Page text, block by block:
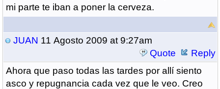
mi parte te iban a poner la cerveza.
JUAN 11 Agosto 2009 at 9:27am
Quote
Reply
Ahora que paso todas las tardes por allí siento
asco y repugnancia cada vez que le veo. Creo